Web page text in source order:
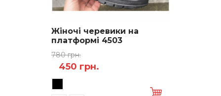
Жіночі черевики на
платформі 4503
780грн.
Оригінальна
ціна:
780 грн..
450 грн.
Цей
товар